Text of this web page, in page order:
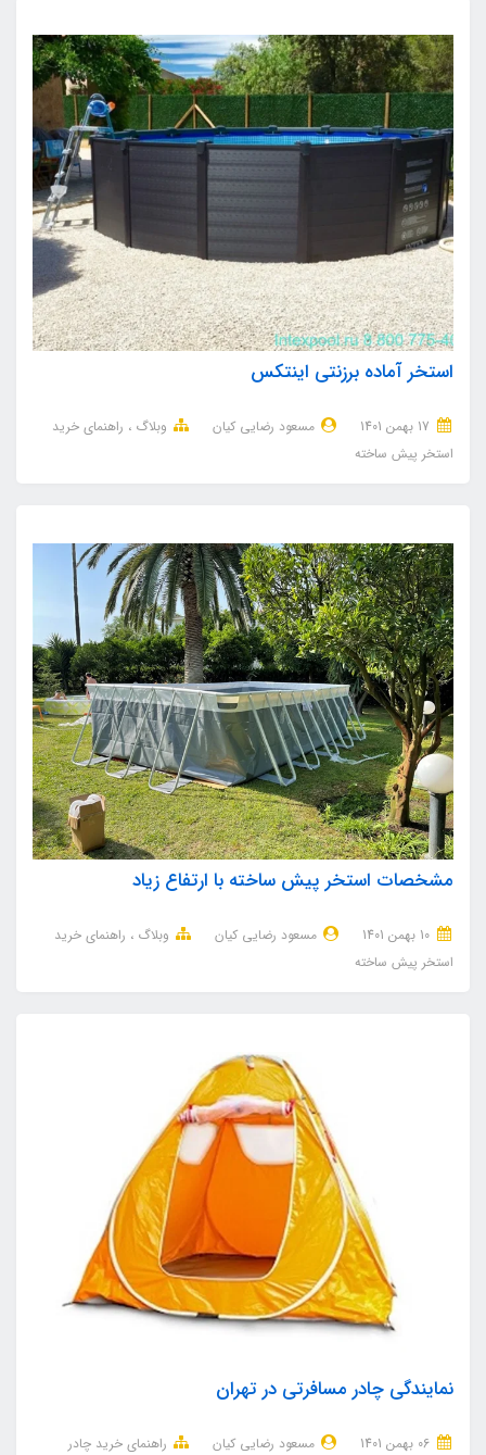
استخر آماده برزنتی اینتکس
مسعود رضایی کیان وبلاگ
راهنمای خرید
استخر پیش ساخته
مشخصات استخر پیش ساخته با ارتفاع زیاد
مسعود رضایی کیان وبلاگ
راهنمای خرید
استخر پیش ساخته
نمایندگی چادر مسافرتی در تهران
مسعود رضایی کیان
راهنمای خرید چادر